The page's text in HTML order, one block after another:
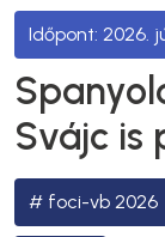
2026.
Svájc is
foci-vb 2026